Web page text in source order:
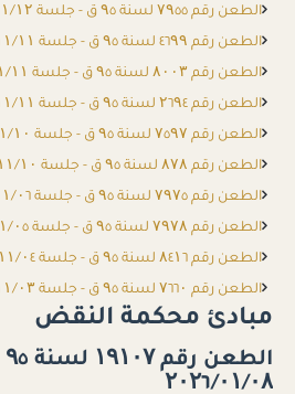
الطعن رقم ۷۹٥٥ لسنة ۹٥ ق - جلسة ۲۰۲٥/۱۱/۱۲
الطعن رقم ٤٦۹۹ لسنة ۹٥ ق - جلسة ۲۰۲٥/۱۱/۱۱
الطعن رقم ۸۰۰۳ لسنة ۹٥ ق - جلسة ۲۰۲٥/۱۱/۱۱
الطعن رقم ۲٦۹٤ لسنة ۹٥ ق - جلسة ۲۰۲٥/۱۱/۱۱
الطعن رقم ۷٥۹۷ لسنة ۹٥ ق - جلسة ۲۰۲٥/۱۱/۱۰
الطعن رقم ۸۷۸ لسنة ۹٥ ق - جلسة ۲۰۲٥/۱۱/۱۰
الطعن رقم ۷۹۷٥ لسنة ۹٥ ق - جلسة ۲۰۲٥/۱۱/۰٦
الطعن رقم ۷۹۷۸ لسنة ۹٥ ق - جلسة ۲۰۲٥/۱۱/۰٥
الطعن رقم ۸٤۱٦ لسنة ۹٥ ق - جلسة ۲۰۲٥/۱۱/۰٤
الطعن رقم ۷٦٦۰ لسنة ۹٥ ق - جلسة ۲۰۲٥/۱۱/۰۳
مبادئ محكمة النقض
۲۰۲٦/۰۱/۰۸